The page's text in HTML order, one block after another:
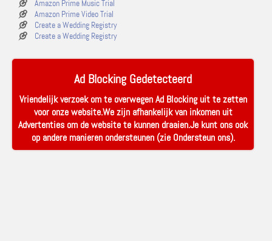
Amazon Prime Music Trial
Amazon Prime Video Trial
Create a Wedding Registry
Create a Wedding Registry
Ad Blocking Gedetecteerd
Vriendelijk verzoek om te overwegen Ad Blocking uit te zetten
voor onze website.We zijn afhankelijk van inkomen uit
Advertenties om de website te kunnen draaien.Je kunt ons ook
op andere manieren ondersteunen (zie Ondersteun ons).